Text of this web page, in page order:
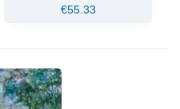
€55.33